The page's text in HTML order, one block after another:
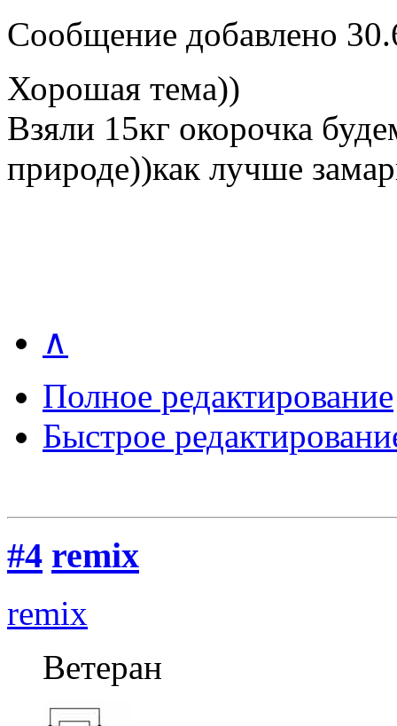
Сообщение добавлено
Хорошая тема))
Взяли 15кг окорочка
природе))как лучше
∧
Полное редактирование
Быстрое
#4 remix
remix
Ветеран